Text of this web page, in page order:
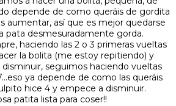
depende de como queráis de gordita
aumentar, así que es mejor quedarse
pata desmesuradamente gorda.
haciendo las 2 o 3 primeras vueltas
la bolita (me estoy repitiendo) y
disminuir, seguimos haciendo vueltas
ya depende de como las queráis
hice 4 y empece a disminuir.
patita lista para coser!!